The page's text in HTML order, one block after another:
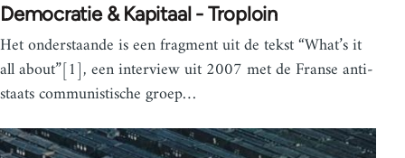
Democratie & Kapitaal - Troploin
Het onderstaande is een fragment uit de tekst “What’s it
all about”[1], een interview uit 2007 met de Franse anti-
staats communistische groep…